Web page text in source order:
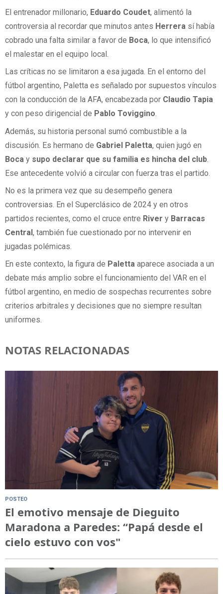
El entrenador millonario, Eduardo Coudet, alimentó la
controversia al recordar que minutos antes Herrera sí había
cobrado una falta similar a favor de Boca, lo que intensificó
el malestar en el equipo local.
Las críticas no se limitaron a esa jugada. En el entorno del
fútbol argentino, Paletta es señalado por supuestos vínculos
con la conducción de la AFA, encabezada por Claudio Tapia
y con peso dirigencial de Pablo Toviggino.
Además, su historia personal sumó combustible a la
discusión. Es hermano de Gabriel Paletta, quien jugó en
Boca y supo declarar que su familia es hincha del club
Ese antecedente volvió a circular con fuerza tras el partido.
No es la primera vez que su desempeño genera
controversias. En el Superclásico de 2024 y en otros
partidos recientes, como el cruce entre River y Barracas
Central, también fue cuestionado por no intervenir en
jugadas polémicas.
En este contexto, la figura de Paletta aparece asociada a un
debate más amplio sobre el funcionamiento del VAR en el
fútbol argentino, en medio de sospechas recurrentes sobre
criterios arbitrales y decisiones que no siempre resultan
uniformes.
NOTAS RELACIONADAS
POSTEO
El emotivo mensaje de Dieguito
Maradona a Paredes: “Papá desde el
cielo estuvo con vos"